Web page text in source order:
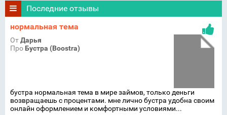
Последние отзывы
нормальная тема
ОтДарья
Про Бустра (Boostra)
бустра нормальная тема в мире займов, только деньги
возвращаешь с процентами. мне лично бустра удобна своим
онлайн оформлением и комфортными условиями...